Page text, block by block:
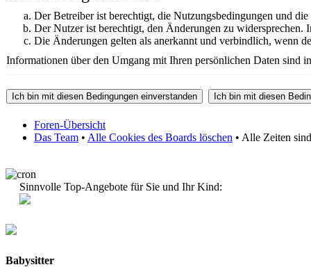
Der Betreiber ist berechtigt, die Nutzungsbedingungen und
Der Nutzer ist berechtigt, den Änderungen zu widersprechen.
Die Änderungen gelten als anerkannt und verbindlich, wenn
Informationen über den Umgang mit Ihren persönlichen Daten sind
Foren-Übersicht
Das Team • Alle Cookies des Boards löschen • Alle Zeiten
Sinnvolle Top-Angebote für Sie und Ihr Kind:
Babysitter